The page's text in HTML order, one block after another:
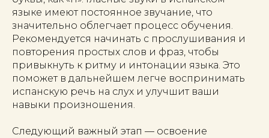
языке имеют постоянное звучание, что
значительно облегчает процесс обучения.
Рекомендуется начинать с прослушивания и
повторения простых слов и фраз, чтобы
привыкнуть к ритму и интонации языка. Это
поможет в дальнейшем легче воспринимать
испанскую речь на слух и улучшит ваши
навыки произношения.
Следующий важный этап — освоение